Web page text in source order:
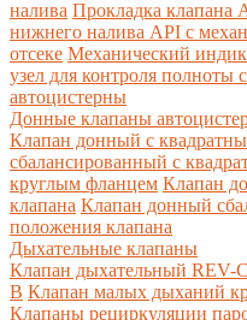
налива Прокладка клапана
нижнего налива API с
отсеке Механический
узел для контроля полноты
автоцистерны
Донные клапаны
Клапан донный с
сбалансированный с
круглым фланцем Клапан
клапана Клапан донный
положения клапана
Дыхательные клапаны
Клапан дыхательный REV-C
B Клапан малых дыханий
Клапаны рециркуляции